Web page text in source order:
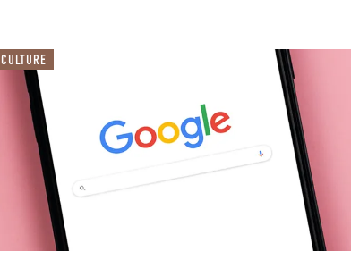
CULTURE